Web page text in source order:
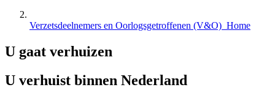
Verzetsdeelnemers en Oorlogs­getroffenen (V&O) Home
U gaat verhuizen
U verhuist binnen Nederland